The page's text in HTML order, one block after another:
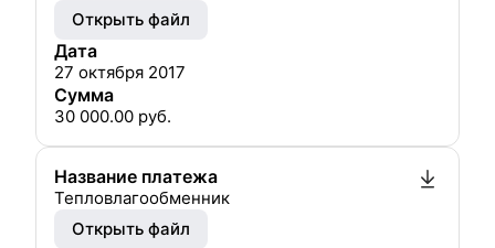
Открыть файл
Дата
27 октября 2017
Сумма
30 000.00 руб.
Название платежа
Тепловлагообменник
Открыть файл